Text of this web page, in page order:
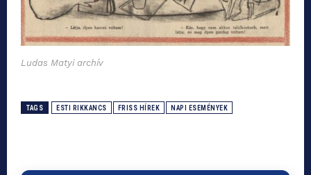
Ludas Matyi archív
TAGS ESTI RIKKANCS FRISS HÍREK NAPI ESEMÉNYEK